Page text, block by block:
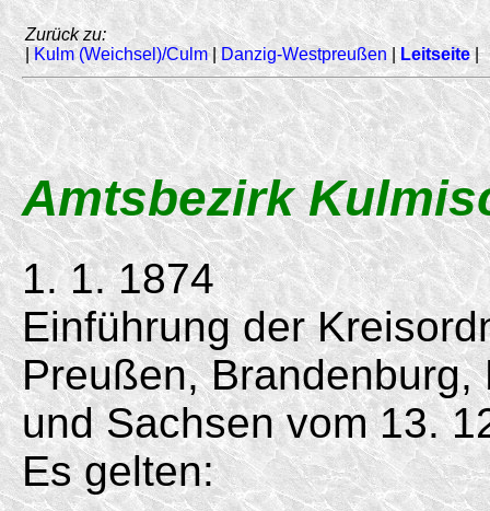
Zurück zu:
| Kulm (Weichsel)/Culm|Danzig-Westpreußen|Leitseite|
Amtsbezirk
1. 1. 1874
Einführung der
Preußen,
und Sachsen vom13.
Es gelten: